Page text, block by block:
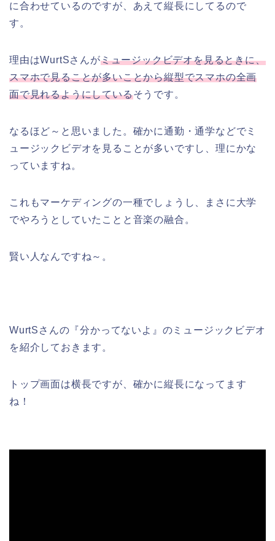
に合わせているのですが、あえて縦長にしてるので
す。
理由はWurtSさんがミュージックビデオを見るときに、
スマホで見ることが多いことから縦型でスマホの全画
面で見れるようにしているそうです。
なるほど～と思いました。確かに通勤・通学などでミ
ュージックビデオを見ることが多いですし、理にかな
っていますね。
これもマーケディングの一種でしょうし、まさに大学
でやろうとしていたことと音楽の融合。
賢い人なんですね～。
WurtSさんの『分かってないよ』のミュージックビデオ
を紹介しておきます。
トップ画面は横長ですが、確かに縦長になってます
ね！